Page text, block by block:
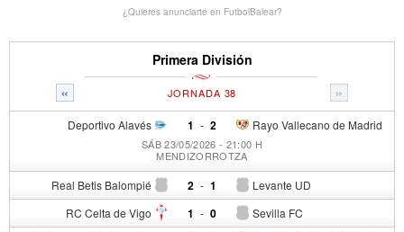
¿Quieres anunciarte en FutbolBalear?
Primera División
« »
JORNADA 38
Deportivo Alavés 1 - Rayo Vallecano de Madrid
2
SÁB 23/05/2026 - 21:00 H
MENDIZORROTZA
Real Betis Balompié 2 - Levante UD
1
RC Celta de Vigo 1 - Sevilla FC
0